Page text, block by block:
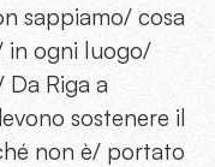
sappiamo/ cosa
in ogni luogo/
Da Riga a
sostenere il
non è/ portato